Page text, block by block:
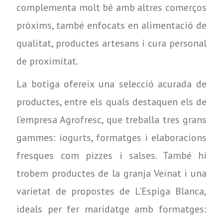
complementa molt bé amb altres comerços
pròxims, també enfocats en alimentació de
qualitat, productes artesans i cura personal
de proximitat.
La botiga ofereix una selecció acurada de
productes, entre els quals destaquen els de
l’empresa Agrofresc, que treballa tres grans
gammes: iogurts, formatges i elaboracions
fresques com pizzes i salses. També hi
trobem productes de la granja Veïnat i una
varietat de propostes de L’Espiga Blanca,
ideals per fer maridatge amb formatges: